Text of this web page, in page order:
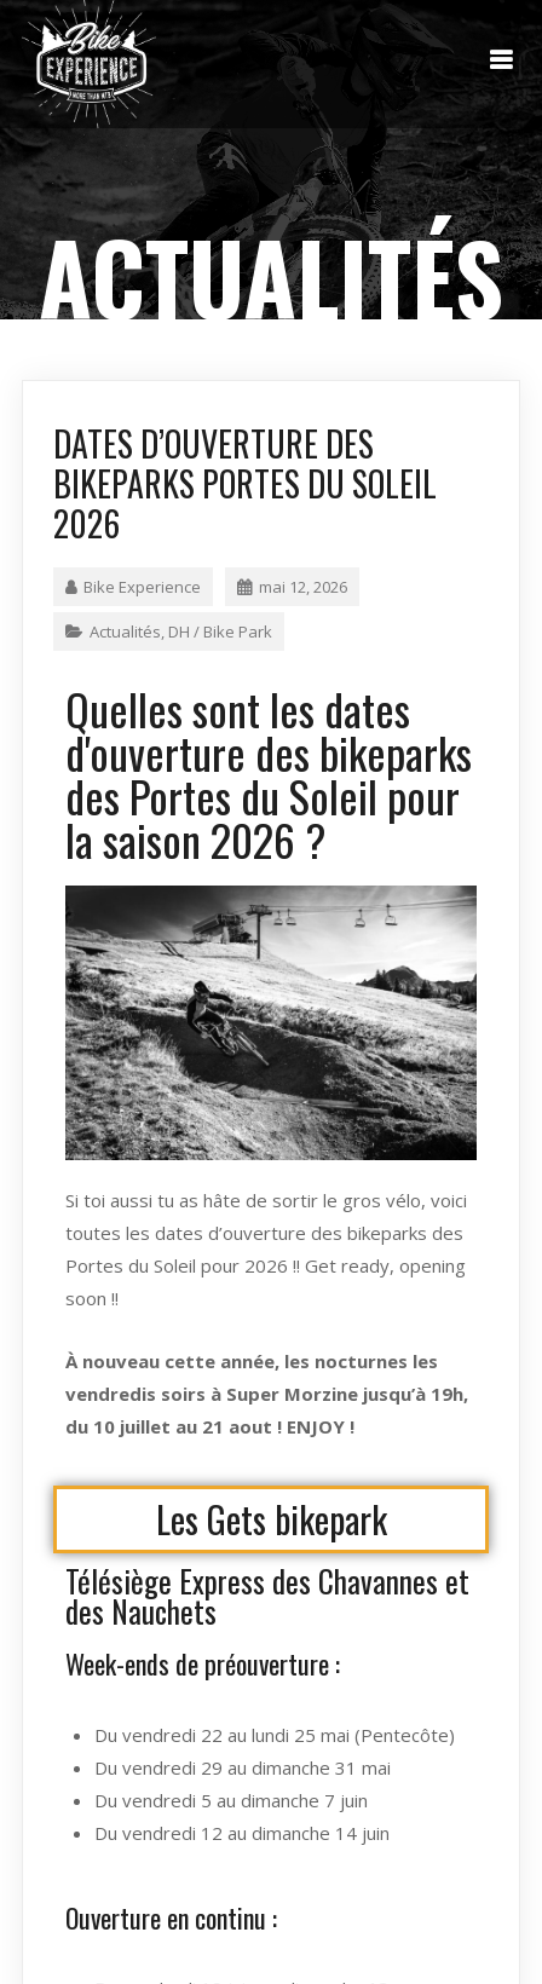
ACTUALITÉS
DATES D’OUVERTURE DES
BIKEPARKS PORTES DU SOLEIL
2026
Bike Experience mai 12, 2026
Actualités, DH / Bike Park
Quelles sont les dates
d'ouverture des bikeparks
des Portes du Soleil pour
la saison 2026 ?
Si toi aussi tu as hâte de sortir le gros vélo, voici
toutes les dates d’ouverture des bikeparks des
Portes du Soleil pour 2026 !! Get ready, opening
soon !!
À nouveau cette année, les nocturnes les
vendredis soirs à Super Morzine jusqu’à 19h,
du 10 juillet au 21 aout ! ENJOY !
Les Gets bikepark
Télésiège Express des Chavannes et
des Nauchets
Week-ends de préouverture :
Du vendredi 22 au lundi 25 mai (Pentecôte)
Du vendredi 29 au dimanche 31 mai
Du vendredi 5 au dimanche 7 juin
Du vendredi 12 au dimanche 14 juin
Ouverture en continu :